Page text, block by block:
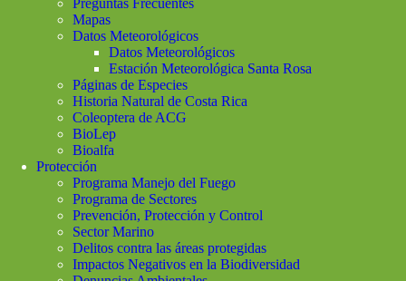
Preguntas Frecuentes
Mapas
Datos Meteorológicos
Datos Meteorológicos
Estación Meteorológica Santa Rosa
Páginas de Especies
Historia Natural de Costa Rica
Coleoptera de ACG
BioLep
Bioalfa
Protección
Programa Manejo del Fuego
Programa de Sectores
Prevención, Protección y Control
Sector Marino
Delitos contra las áreas protegidas
Impactos Negativos en la Biodiversidad